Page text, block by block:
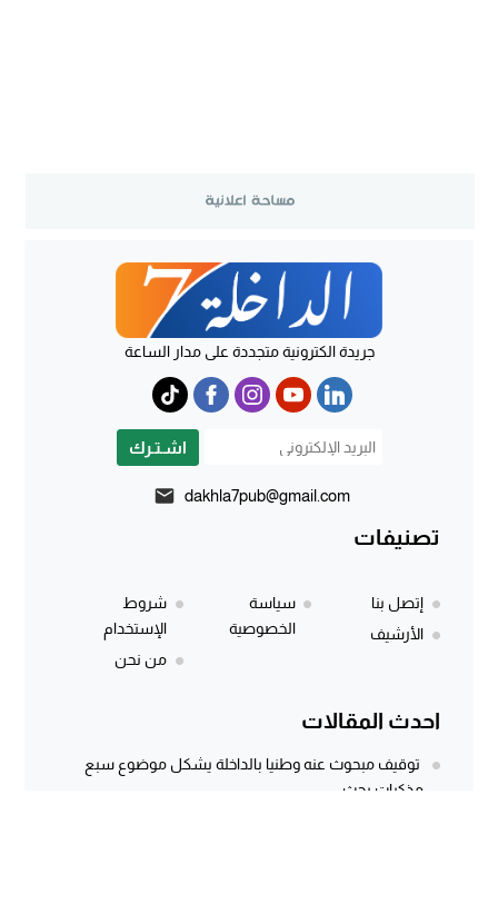
جريدة الكترونية متجددة على مدار الساعة
اشـتـرك
dakhla7pub@gmail.com
تصنيفات
إتصل بنا
الأرشيف
سياسة
الخصوصية
شروط
الإستخدام
من نحن
احدث المقالات
توقيف مبحوث عنه وطنيا بالداخلة يشكل موضوع سبع
مذكرات بحث